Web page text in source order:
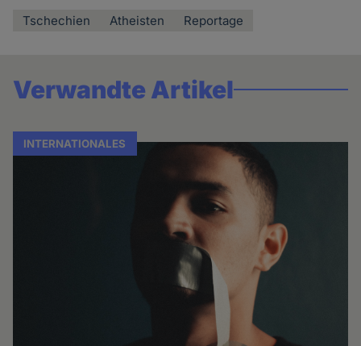
Tschechien Atheisten Reportage
Verwandte Artikel
INTERNATIONALES